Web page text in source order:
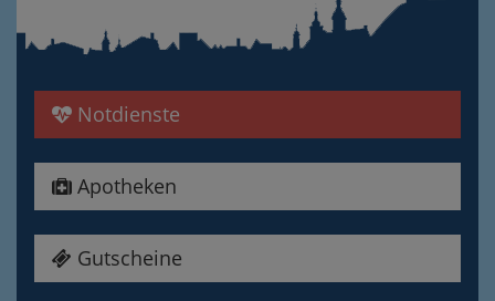
Notdienste
Apotheken
Gutscheine